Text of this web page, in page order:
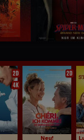
2D
4K
2D
Neu!